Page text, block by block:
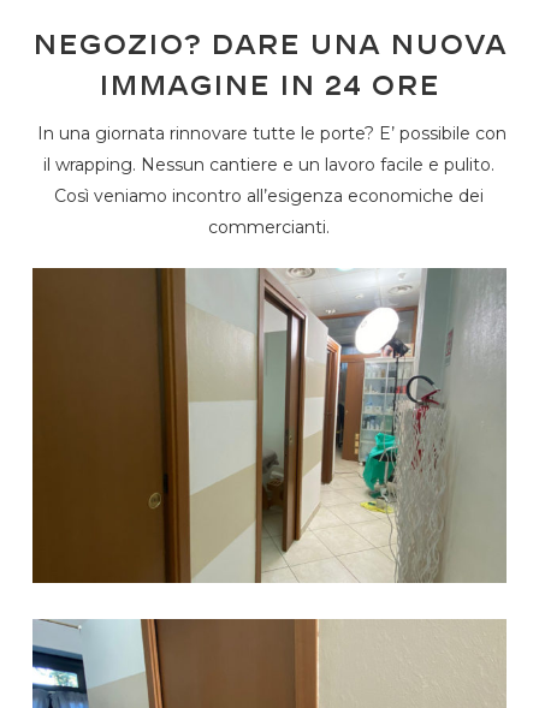
Negozio? Dare una nuova
immagine in 24 ore
In una giornata rinnovare tutte le porte? E’ possibile con
il wrapping. Nessun cantiere e un lavoro facile e pulito.
Così veniamo incontro all’esigenza economiche dei
commercianti.